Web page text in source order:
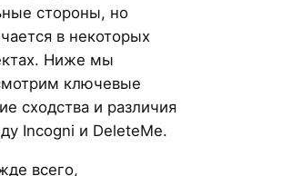
стороны, но
в некоторых
Ниже мы
ключевые
сходства и различия
Incogni и DeleteMe.
всего,